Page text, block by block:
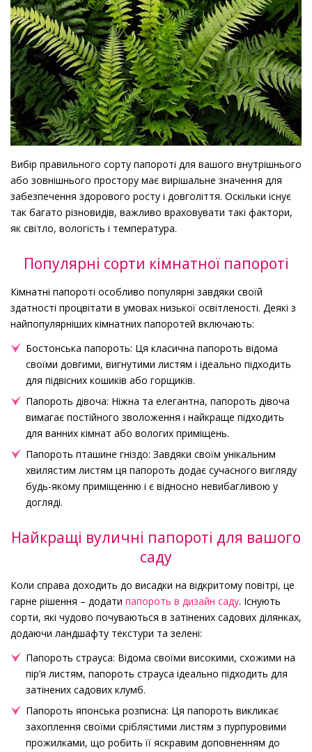
Вибір правильного сорту папороті для вашого внутрішнього
або зовнішнього простору має вирішальне значення для
забезпечення здорового росту і довголіття. Оскільки існує
так багато різновидів, важливо враховувати такі фактори,
як світло, вологість і температура.
Популярні сорти кімнатної папороті
Кімнатні папороті особливо популярні завдяки своїй
здатності процвітати в умовах низької освітленості. Деякі з
найпопулярніших кімнатних папоротей включають:
Бостонська папороть: Ця класична папороть відома
своїми довгими, вигнутими листям і ідеально підходить
для підвісних кошиків або горщиків.
Папороть дівоча: Ніжна та елегантна, папороть дівоча
вимагає постійного зволоження і найкраще підходить
для ванних кімнат або вологих приміщень.
Папороть пташине гніздо: Завдяки своїм унікальним
хвилястим листям ця папороть додає сучасного вигляду
будь-якому приміщенню і є відносно невибагливою у
догляді.
Найкращі вуличні папороті для вашого
саду
Коли справа доходить до висадки на відкритому повітрі, це
гарне рішення – додати папороть в дизайн саду. Існують
сорти, які чудово почуваються в затінених садових ділянках,
додаючи ландшафту текстури та зелені:
Папороть страуса: Відома своїми високими, схожими на
пір’я листям, папороть страуса ідеально підходить для
затінених садових клумб.
Папороть японська розписна: Ця папороть викликає
захоплення своїми сріблястими листям з пурпуровими
прожилками, що робить її яскравим доповненням до